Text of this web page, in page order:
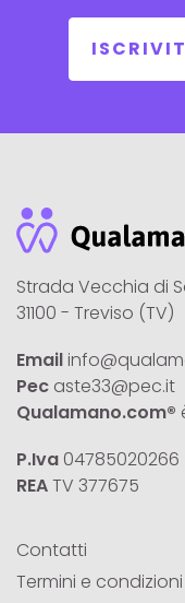
Strada Vecchia di
31100 - Treviso (TV)
Email
Pec aste33@pec.it
Qualamano.com®
P.Iva 04785020266
REATV 377675
Contatti
Termini e